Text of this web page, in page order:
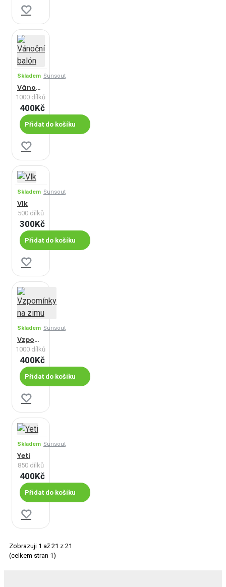
Skladem Sunsout
Vánoční balón
1000 dílků
400Kč
Přidat do košíku
Skladem Sunsout
Vlk
500 dílků
300Kč
Přidat do košíku
Skladem Sunsout
Vzpomínky na zimu
1000 dílků
400Kč
Přidat do košíku
Skladem Sunsout
Yeti
850 dílků
400Kč
Přidat do košíku
Zobrazuji 1 až 21 z 21
(celkem stran 1)